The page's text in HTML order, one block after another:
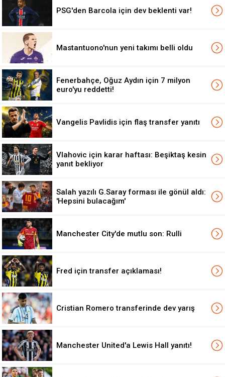
PSG'den Barcola için dev beklenti var!
Mastantuono'nun yeni takımı belli oldu
Fenerbahçe, Oğuz Aydın için 7 milyon
euro'yu reddetti!
Vangelis Pavlidis için flaş transfer yanıtı
Vlahovic için karar haftası: Beşiktaş kesin
yanıt bekliyor
Salah yazılı G.Saray forması ile gönül aldı:
'Hepsini bulacağım'
Manchester City'de mutlu son: Rulli
Fred için transfer açıklaması!
Cristian Romero transferinde dev yarış
Manchester United'a Lewis Hall yanıtı!